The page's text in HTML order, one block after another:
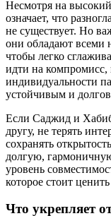
Несмотря на
означает, что
не существует. Но
они обладают всеми
чтобы легко
идти на
индивидуальности
устойчивым и
Если Саджид и
другу, не терять
сохранять
долгую,
уровень
которое стоит
Что укрепляет